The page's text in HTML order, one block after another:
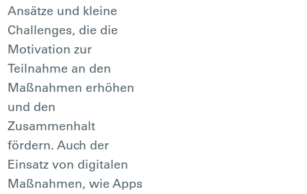
Ansätze und kleine
Challenges, die die
Motivation zur
Teilnahme an den
Maßnahmen erhöhen
und den
Zusammenhalt
fördern. Auch der
Einsatz von digitalen
Maßnahmen, wie Apps